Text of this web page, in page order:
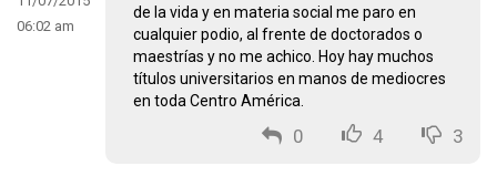
06:02 am
de la vida y en materia social me paro en
cualquier podio, al frente de doctorados o
maestrías y no me achico. Hoy hay muchos
títulos universitarios en manos de mediocres
en toda Centro América.
0 4 3